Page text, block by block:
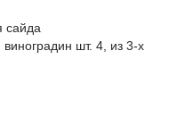
сайда
шт. 4, из 3-х